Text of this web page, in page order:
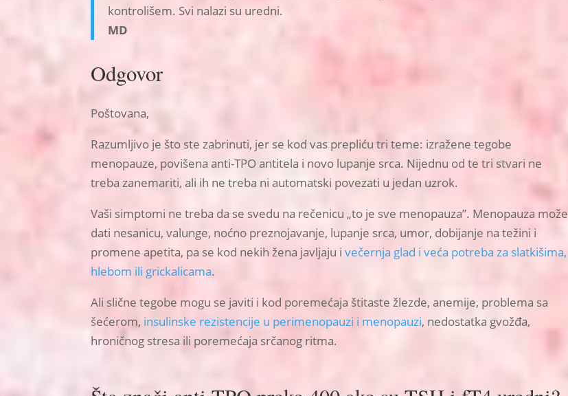
kontrolišem. Svi nalazi su uredni.
MD
Odgovor
Poštovana,
Razumljivo je što ste zabrinuti, jer se kod vas prepliću tri teme: izražene tegobe
menopauze, povišena anti-TPO antitela i novo lupanje srca. Nijednu od te tri stvari ne
treba zanemariti, ali ih ne treba ni automatski povezati u jedan uzrok.
Vaši simptomi ne treba da se svedu na rečenicu „to je sve menopauza”. Menopauza može
dati nesanicu, valunge, noćno preznojavanje, lupanje srca, umor, dobijanje na težini i
promene apetita, pa se kod nekih žena javljaju i večernja glad i veća potreba za slatkišima,
hlebom ili grickalicama.
Ali slične tegobe mogu se javiti i kod poremećaja štitaste žlezde, anemije, problema sa
šećerom, insulinske rezistencije u perimenopauzi i menopauzi, nedostatka gvožđa,
hroničnog stresa ili poremećaja srčanog ritma.